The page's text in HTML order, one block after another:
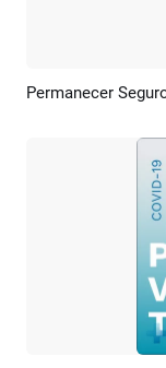
Permanecer